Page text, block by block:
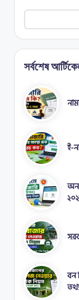
সর্বশেষ
ই-
বন